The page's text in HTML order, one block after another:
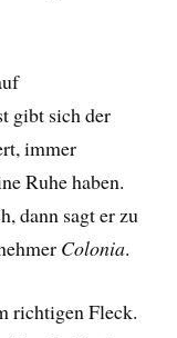
gibt sich der
immer
Ruhe haben.
dann sagt er zu
Colonia.
richtigen Fleck.